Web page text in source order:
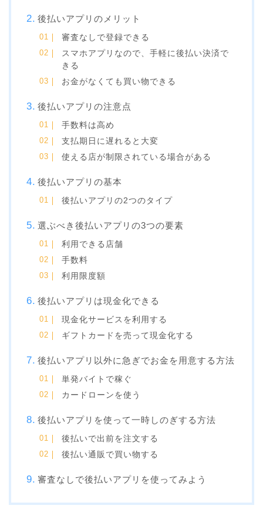
後払いアプリのメリット
審査なしで登録できる
スマホアプリなので、手軽に後払い決済で
きる
お金がなくても買い物できる
後払いアプリの注意点
手数料は高め
支払期日に遅れると大変
使える店が制限されている場合がある
後払いアプリの基本
後払いアプリの2つのタイプ
選ぶべき後払いアプリの3つの要素
利用できる店舗
手数料
利用限度額
後払いアプリは現金化できる
現金化サービスを利用する
ギフトカードを売って現金化する
後払いアプリ以外に急ぎでお金を用意する方法
単発バイトで稼ぐ
カードローンを使う
後払いアプリを使って一時しのぎする方法
後払いで出前を注文する
後払い通販で買い物する
審査なしで後払いアプリを使ってみよう